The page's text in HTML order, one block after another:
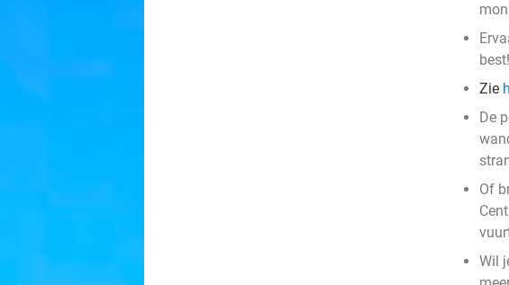
best!
Zie
De
Of
Wil